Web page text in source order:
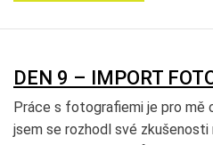
DEN 9 – IMPORT
Práce s fotografiemi je pro mě
jsem se rozhodl své